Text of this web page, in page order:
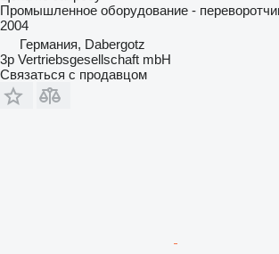
Промышленное оборудование -
2004
Германия, Dabergotz
3p Vertriebsgesellschaft mbH
Связаться с продавцом